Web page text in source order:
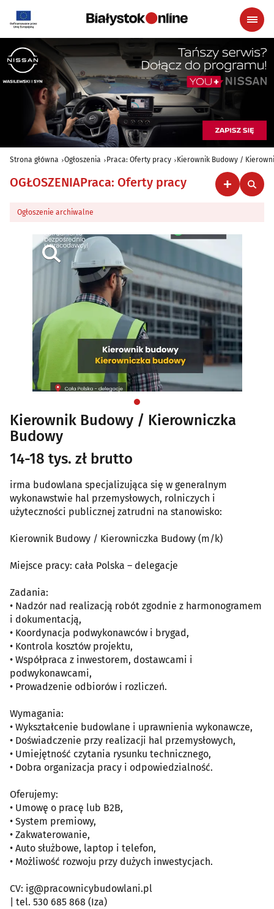
Strona główna Ogłoszenia Praca: Oferty pracy Kierownik Budowy /
OGŁOSZENIAPraca: Oferty pracy
Ogłoszenie archiwalne
Kierownik Budowy / Kierowniczka
Budowy
14-18 tys. zł brutto
irma budowlana specjalizująca się w generalnym
wykonawstwie hal przemysłowych, rolniczych i
użyteczności publicznej zatrudni na stanowisko:
Kierownik Budowy / Kierowniczka Budowy (m/k)
Miejsce pracy: cała Polska – delegacje
Zadania:
• Nadzór nad realizacją robót zgodnie z harmonogramem
i dokumentacją,
• Koordynacja podwykonawców i brygad,
• Kontrola kosztów projektu,
• Współpraca z inwestorem, dostawcami i
podwykonawcami,
• Prowadzenie odbiorów i rozliczeń.
Wymagania:
• Wykształcenie budowlane i uprawnienia wykonawcze,
• Doświadczenie przy realizacji hal przemysłowych,
• Umiejętność czytania rysunku technicznego,
• Dobra organizacja pracy i odpowiedzialność.
Oferujemy:
• Umowę o pracę lub B2B,
• System premiowy,
• Zakwaterowanie,
• Auto służbowe, laptop i telefon,
• Możliwość rozwoju przy dużych inwestycjach.
CV: ig@pracownicybudowlani.pl
| tel. 530 685 868 (Iza)